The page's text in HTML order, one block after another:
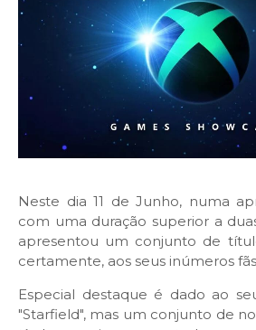
Neste dia 11 de Junho, numa
com uma duração superior a
apresentou um conjunto de
certamente, aos seus inúmeros
Especial destaque é dado ao
"Starfield", mas um conjunto de